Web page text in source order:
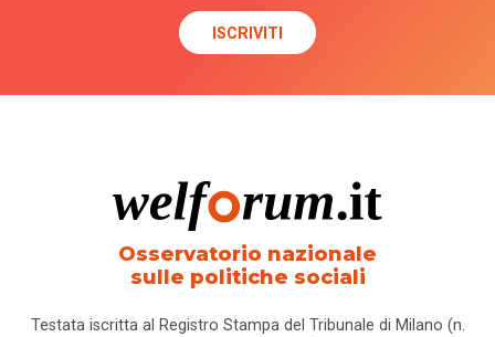
Osservatorio nazionale
sulle politiche sociali
Testata iscritta al Registro Stampa del Tribunale di Milano (n.